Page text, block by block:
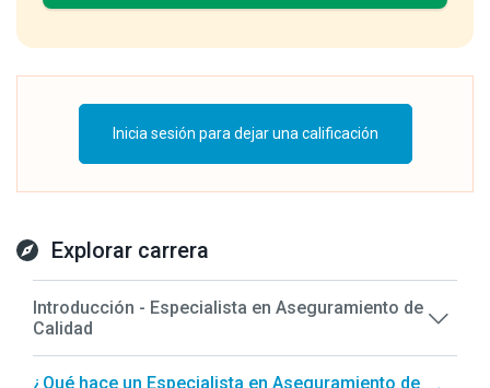
Inicia sesión para dejar una calificación
Explorar carrera
Introducción - Especialista en Aseguramiento de
Calidad
¿Qué hace un Especialista en Aseguramiento de